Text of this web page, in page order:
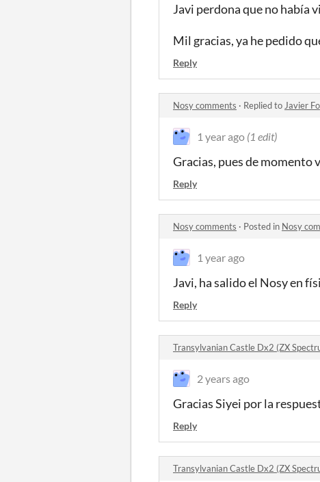
Javi perdona que no había
Mil gracias, ya he pedido
Reply
Nosy comments · Replied to Javier
1 year ago (1 edit)
Gracias, pues de momento
Reply
Nosy comments · Posted in Nosy
1 year ago
Javi, ha salido el Nosy en
Reply
Transylvanian Castle Dx2 (ZX
2 years ago
Gracias Siyei por la
Reply
Transylvanian Castle Dx2 (ZX